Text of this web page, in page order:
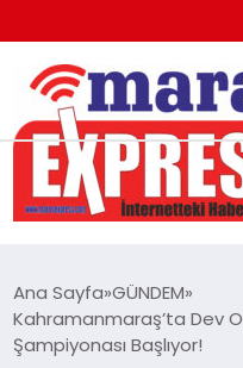
K.MARAŞ
ANDIRIN
Ana Sayfa GÜNDEM
Kahramanmaraş’ta Dev
Şampiyonası Başlıyor!